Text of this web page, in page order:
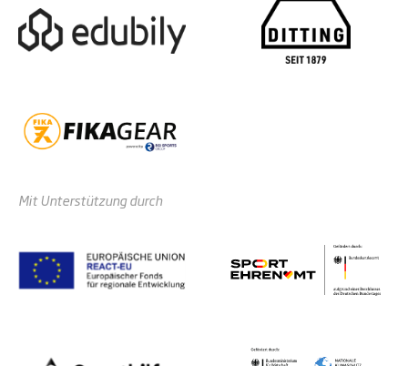
Mit Unterstützung durch